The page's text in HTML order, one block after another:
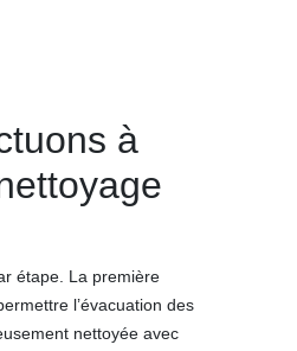
à
étape. La première
l’évacuation des
nettoyée avec